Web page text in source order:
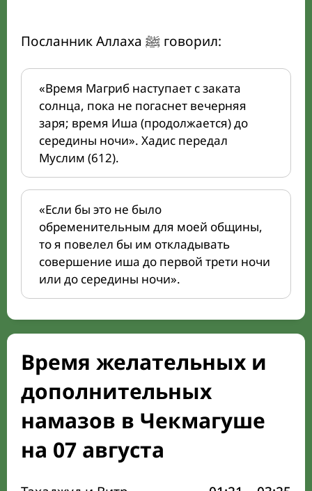
Посланник Аллаха ﷺ говорил:
«Время Магриб наступает с заката
солнца, пока не погаснет вечерняя
заря; время Иша (продолжается) до
середины ночи». Хадис передал
Муслим (612).
«Если бы это не было
обременительным для моей общины,
то я повелел бы им откладывать
совершение иша до первой трети ночи
или до середины ночи».
Время желательных и
дополнительных
намазов в Чекмагуше
на 07 августа